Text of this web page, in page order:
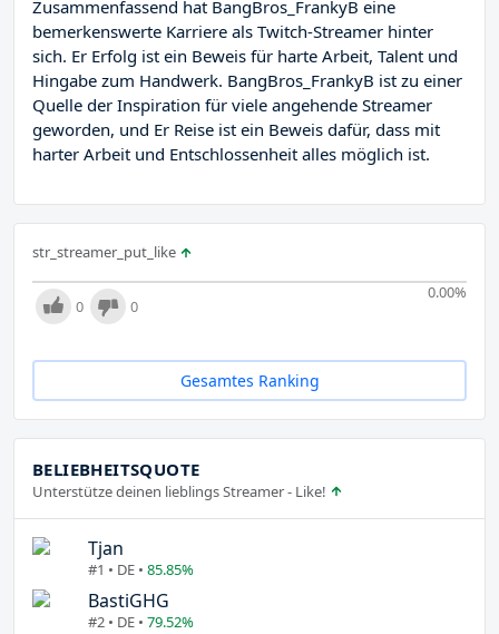
Zusammenfassend hat BangBros_FrankyB eine
bemerkenswerte Karriere als Twitch-Streamer hinter
sich. Er Erfolg ist ein Beweis für harte Arbeit, Talent und
Hingabe zum Handwerk. BangBros_FrankyB ist zu einer
Quelle der Inspiration für viele angehende Streamer
geworden, und Er Reise ist ein Beweis dafür, dass mit
harter Arbeit und Entschlossenheit alles möglich ist.
str_streamer_put_like
0.00%
0 0
Gesamtes Ranking
BELIEBHEITSQUOTE
Unterstütze deinen lieblings Streamer - Like!
Tjan
#1 • DE • 85.85%
BastiGHG
#2 • DE • 79.52%